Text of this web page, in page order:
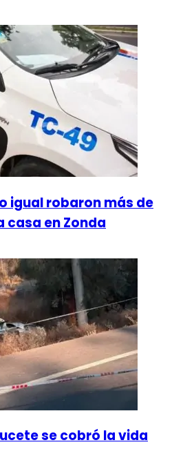
igual robaron más de
casa en Zonda
se cobró la vida